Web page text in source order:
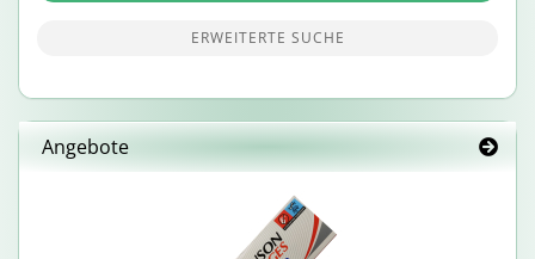
ERWEITERTE SUCHE
Angebote